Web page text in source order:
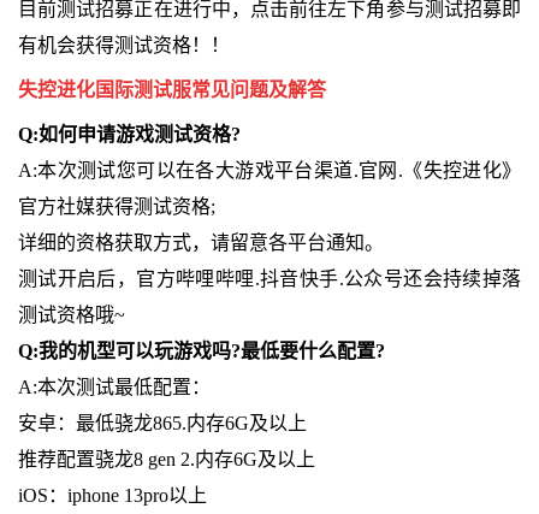
目前测试招募正在进行中，点击前往左下角参与测试招募即
有机会获得测试资格！！
失控进化国际测试服常见问题及解答
Q:如何申请游戏测试资格?
A:本次测试您可以在各大游戏平台渠道.官网.《失控进化》
官方社媒获得测试资格;
详细的资格获取方式，请留意各平台通知。
测试开启后，官方哔哩哔哩.抖音快手.公众号还会持续掉落
测试资格哦~
Q:我的机型可以玩游戏吗?最低要什么配置?
A:本次测试最低配置：
安卓：最低骁龙865.内存6G及以上
推荐配置骁龙8 gen 2.内存6G及以上
iOS：iphone 13pro以上